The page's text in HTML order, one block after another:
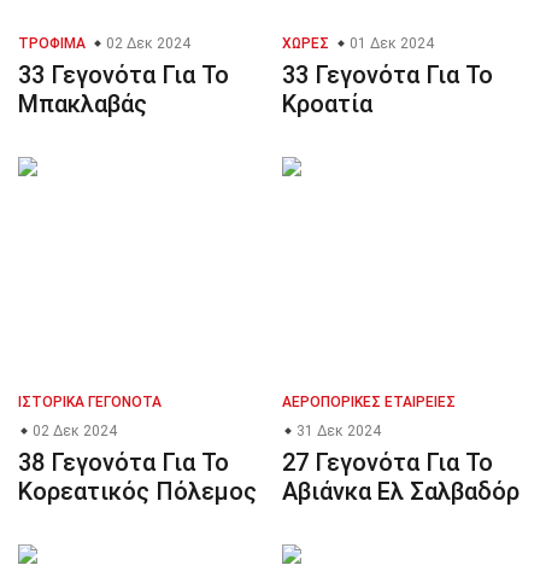
ΤΡΌΦΙΜΑ 02 Δεκ 2024
33 Γεγονότα Για Το
Μπακλαβάς
ΧΏΡΕΣ 01 Δεκ 2024
33 Γεγονότα Για Το
Κροατία
ΙΣΤΟΡΙΚΆ ΓΕΓΟΝΌΤΑ
02 Δεκ 2024
38 Γεγονότα Για Το
Κορεατικός Πόλεμος
ΑΕΡΟΠΟΡΙΚΈΣ ΕΤΑΙΡΕΊΕΣ
31 Δεκ 2024
27 Γεγονότα Για Το
Αβιάνκα Ελ Σαλβαδόρ